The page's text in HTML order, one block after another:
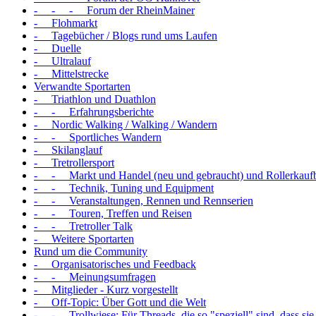
- - - Forum der RheinMainer
- Flohmarkt
- Tagebücher / Blogs rund ums Laufen
- Duelle
- Ultralauf
- Mittelstrecke
Verwandte Sportarten
- Triathlon und Duathlon
- - Erfahrungsberichte
- Nordic Walking / Walking / Wandern
- - Sportliches Wandern
- Skilanglauf
- Tretrollersport
- - Markt und Handel (neu und gebraucht) und
- - Technik, Tuning und Equipment
- - Veranstaltungen, Rennen und Rennserien
- - Touren, Treffen und Reisen
- - Tretroller Talk
- Weitere Sportarten
Rund um die Community
- Organisatorisches und Feedback
- - Meinungsumfragen
- Mitglieder - Kurz vorgestellt
- Off-Topic: Über Gott und die Welt